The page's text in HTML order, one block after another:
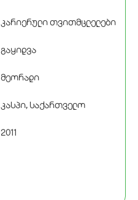
კარიერული თვითმცლელები
გაყიდვა
მეორადი
კასპი, საქართველო
2011